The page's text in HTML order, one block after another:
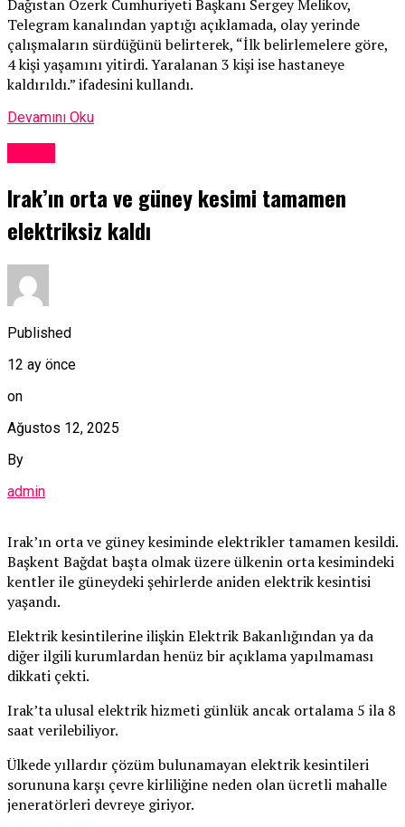
Dağıstan Özerk Cumhuriyeti Başkanı Sergey Melikov,
Telegram kanalından yaptığı açıklamada, olay yerinde
çalışmaların sürdüğünü belirterek, “İlk belirlemelere göre,
4 kişi yaşamını yitirdi. Yaralanan 3 kişi ise hastaneye
kaldırıldı.” ifadesini kullandı.
Devamını Oku
Irak’ın orta ve güney kesimi tamamen
elektriksiz kaldı
Published
12 ay önce
on
Ağustos 12, 2025
By
admin
Irak’ın orta ve güney kesiminde elektrikler tamamen kesildi.
Başkent Bağdat başta olmak üzere ülkenin orta kesimindeki
kentler ile güneydeki şehirlerde aniden elektrik kesintisi
yaşandı.
Elektrik kesintilerine ilişkin Elektrik Bakanlığından ya da
diğer ilgili kurumlardan henüz bir açıklama yapılmaması
dikkati çekti.
Irak’ta ulusal elektrik hizmeti günlük ancak ortalama 5 ila 8
saat verilebiliyor.
Ülkede yıllardır çözüm bulunamayan elektrik kesintileri
sorununa karşı çevre kirliliğine neden olan ücretli mahalle
jeneratörleri devreye giriyor.